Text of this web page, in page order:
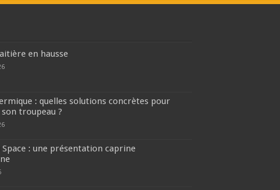
en hausse
: quelles solutions concrètes pour
troupeau ?
Space : une présentation caprine